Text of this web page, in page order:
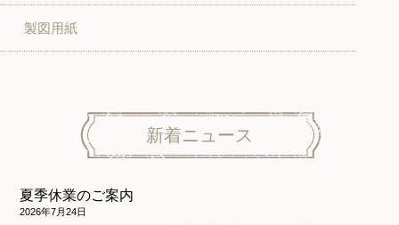
スカート
ニット地専用
和風衣類
ボトムス
ワンピース＆スーツ
ウェディング・コスチューム
子供服
ワンピース
スカート・パンツ
製図用紙
新着ニュース
夏季休業のご案内
2026年7月24日